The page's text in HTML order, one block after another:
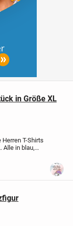
in Größe XL
T-Shirts
Alle in blau,
. Wir sind
Haushalt.